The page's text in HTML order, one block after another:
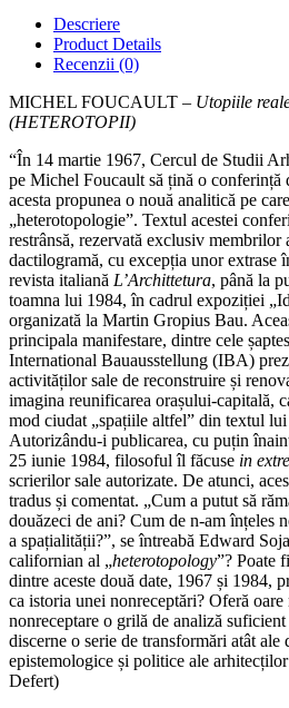
reale.
Corpul
utopic
(HETEROTOPII)
Descriere
Product Details
Recenzii (0)
MICHEL FOUCAULT – Utopiile
(HETEROTOPII)
“În 14 martie 1967, Cercul de Studii
pe Michel Foucault să țină o conferință
acesta propunea o nouă analitică pe
„heterotopologie”. Textul acestei
restrânsă, rezervată exclusiv membrilor
dactilogramă, cu excepția unor extrase
revista italiană L’Archittetura, până la
toamna lui 1984, în cadrul expoziției
organizată la Martin Gropius Bau.
principala manifestare, dintre cele
International Bauausstellung (IBA)
activităților sale de reconstruire și
imagina reunificarea orașului‑capitală,
mod ciudat „spațiile altfel” din textul
Autorizându‑i publicarea, cu puțin
25 iunie 1984, filosoful îl făcuse in
scrierilor sale autorizate. De atunci,
tradus și comentat. „Cum a putut să
douăzeci de ani? Cum de n‑am înțeles
a spațialității?”, se întreabă Edward
californian al „heterotopology”? Poate
dintre aceste două date, 1967 și 1984,
ca istoria unei nonreceptări? Oferă
nonreceptare o grilă de analiză
discerne o serie de transformări atât ale
epistemologice și politice ale
Defert)